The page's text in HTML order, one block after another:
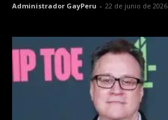
Administrador GayPeru - 22 de junio de 2026